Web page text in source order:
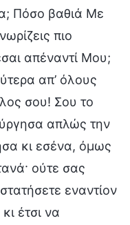
Πόσο βαθιά Με
πιο
απέναντί Μου;
απ’ όλους
σου! Σου το
απλώς την
κι εσένα, όμως
ούτε σας
εναντίον
έτσι να